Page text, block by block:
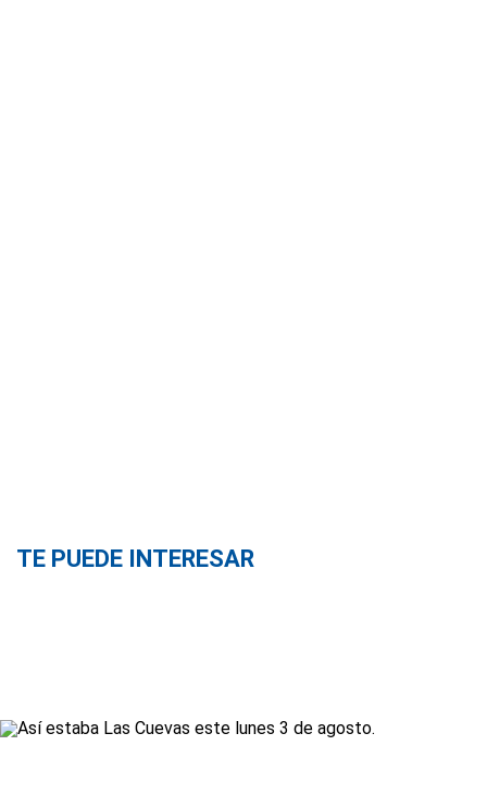
TE PUEDE INTERESAR